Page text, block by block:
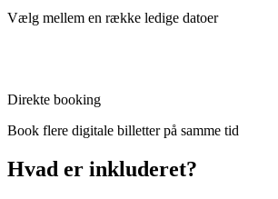
Vælg mellem en række ledige datoer
Direkte booking
Book flere digitale billetter på samme tid
Hvad er inkluderet?